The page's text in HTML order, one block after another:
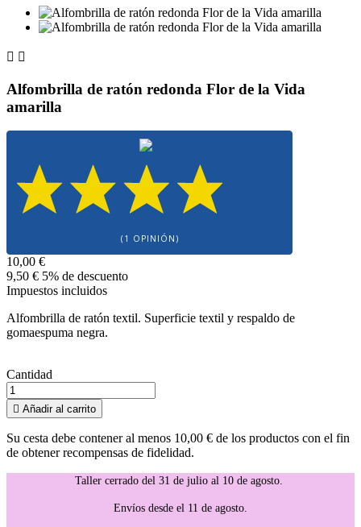
 
Alfombrilla de ratón redonda Flor de la Vida
amarilla
(1 OPINIÓN)
10,00 €
9,50 € 5% de descuento
Impuestos incluidos
Alfombrilla de ratón textil. Superficie textil y respaldo de
gomaespuma negra.
Cantidad
 Añadir al carrito
Su cesta debe contener al menos 10,00 € de los productos con el fin
de obtener recompensas de fidelidad.
Taller cerrado del 31 de julio al 10 de agosto.
Envíos desde el 11 de agosto.